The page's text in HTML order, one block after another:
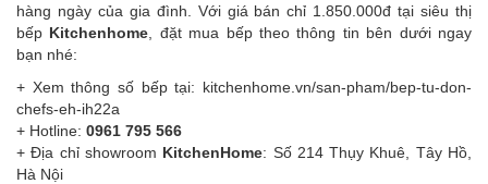
hàng ngày của gia đình. Với giá bán chỉ 1.850.000đ tại siêu thị
bếp Kitchenhome , đặt mua bếp theo thông tin bên dưới ngay
bạn nhé:
+ Xem thông số bếp tại: kitchenhome.vn/san-pham/bep-tu-don-
chefs-eh-ih22a
+ Hotline: 0961 795 566
+ Địa chỉ showroom KitchenHome: Số 214 Thụy Khuê, Tây Hồ,
Hà Nội